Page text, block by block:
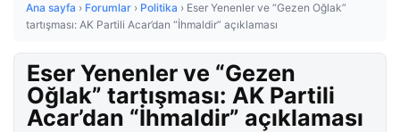
Ana sayfa › Forumlar › Politika › Eser Yenenler ve “Gezen Oğlak”
tartışması: AK Partili Acar’dan “İhmaldir” açıklaması
Eser Yenenler ve “Gezen
Oğlak” tartışması: AK Partili
Acar’dan “İhmaldir” açıklaması